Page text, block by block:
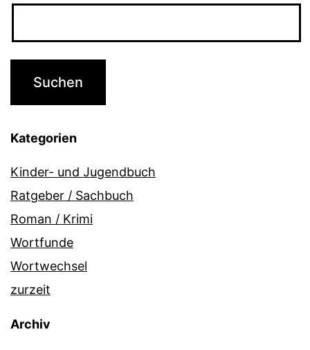
Kategorien
Kinder- und Jugendbuch
Ratgeber / Sachbuch
Roman / Krimi
Wortfunde
Wortwechsel
zurzeit
Archiv